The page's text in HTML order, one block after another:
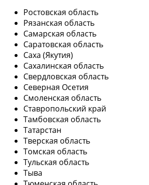
Ростовская область
Рязанская область
Самарская область
Саратовская область
Саха (Якутия)
Сахалинская область
Свердловская область
Северная Осетия
Смоленская область
Ставропольский край
Тамбовская область
Татарстан
Тверская область
Томская область
Тульская область
Тыва